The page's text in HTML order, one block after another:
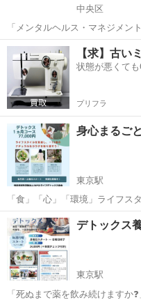
中央区
「メンタルヘルス・マネジメ
ースです。部下が不調に陥らな
ルや、不調が見受けられた場合
滑に行えるスキルを習得してい
東京 中央区 その他
【求】古い
状態が悪くて
プリフラ
身心まるご
東京駅
「食」「心」「環境」ライフス
す。
東京 中央区 東京駅
デトックス
東京駅
「死ぬまで薬を飲み続けますか